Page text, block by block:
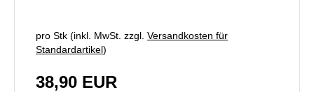
pro Stk (inkl. MwSt. zzgl. Versandkosten für
Standardartikel)
38,90 EUR